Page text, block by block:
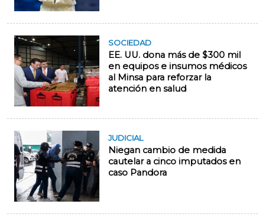
SOCIEDAD
EE. UU. dona más de $300 mil
en equipos e insumos médicos
al Minsa para reforzar la
atención en salud
JUDICIAL
Niegan cambio de medida
cautelar a cinco imputados en
caso Pandora